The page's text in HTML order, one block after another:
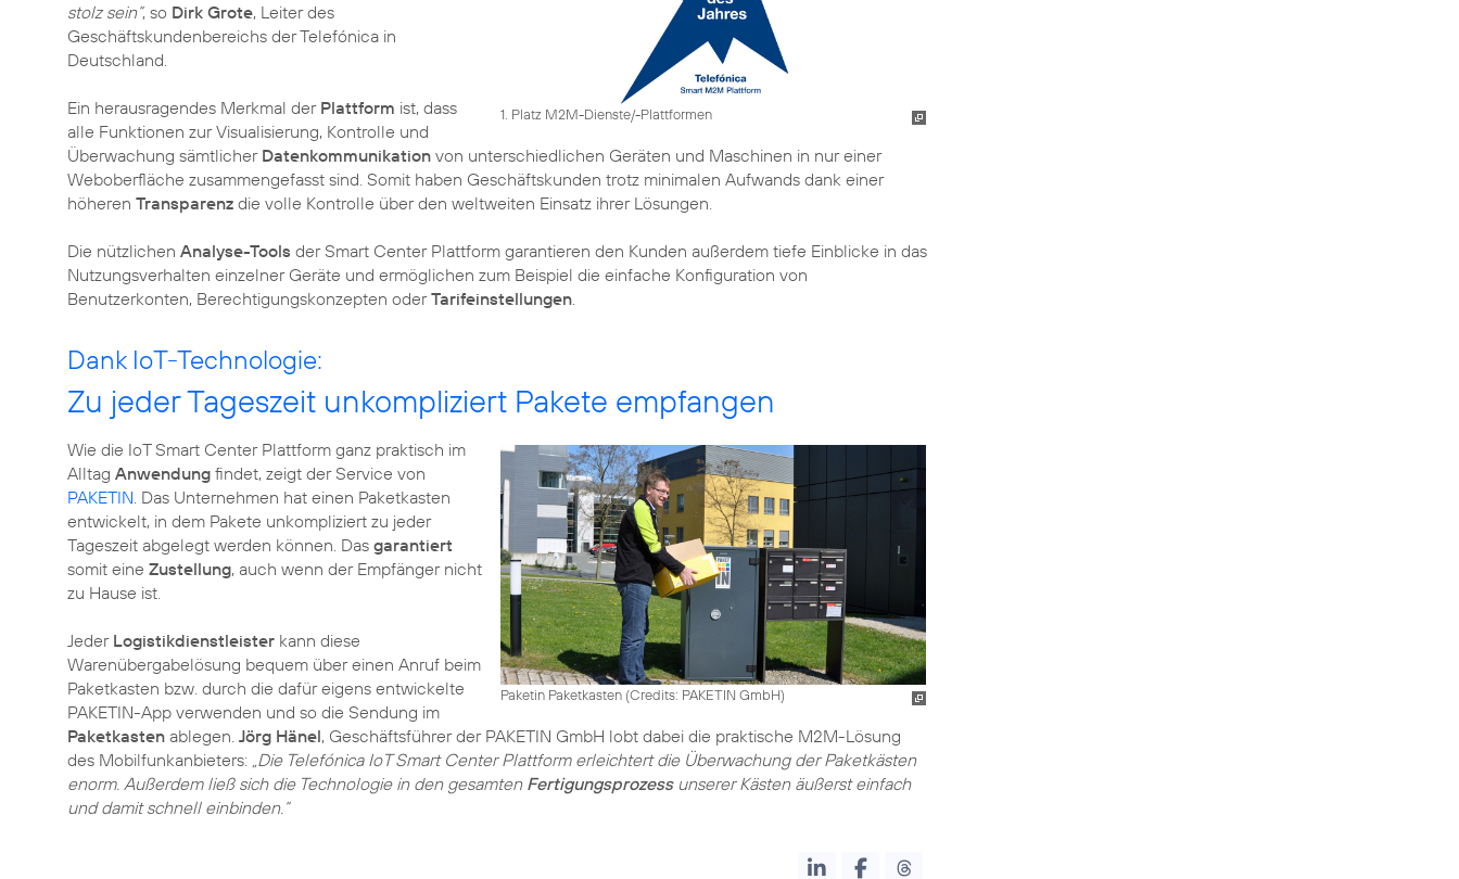
1. Platz M2M-Dienste/-Plattformen
stolz sein“, so Dirk Grote, Leiter des
Geschäftskundenbereichs der Telefónica in
Deutschland.
Ein herausragendes Merkmal der Plattform ist, dass
alle Funktionen zur Visualisierung, Kontrolle und
Überwachung sämtlicher Datenkommunikation von unterschiedlichen Geräten und Maschinen in nur einer
Weboberfläche zusammengefasst sind. Somit haben Geschäftskunden trotz minimalen Aufwands dank einer
höheren Transparenz die volle Kontrolle über den weltweiten Einsatz ihrer Lösungen.
Die nützlichen Analyse-Tools der Smart Center Plattform garantieren den Kunden außerdem tiefe Einblicke in das
Nutzungsverhalten einzelner Geräte und ermöglichen zum Beispiel die einfache Konfiguration von
Benutzerkonten, Berechtigungskonzepten oderTarifeinstellungen.
Dank IoT-Technologie:
Zu jeder Tageszeit unkompliziert Pakete empfangen
Paketin Paketkasten (Credits: PAKETIN GmbH)
Wie die IoT Smart Center Plattform ganz praktisch im
Alltag Anwendung findet, zeigt der Service von
PAKETIN. Das Unternehmen hat einen Paketkasten
entwickelt, in dem Pakete unkompliziert zu jeder
Tageszeit abgelegt werden können. Das garantiert
somit eine Zustellung, auch wenn der Empfänger nicht
zu Hause ist.
Jeder Logistikdienstleister kann diese
Warenübergabelösung bequem über einen Anruf beim
Paketkasten bzw. durch die dafür eigens entwickelte
PAKETIN-App verwenden und so die Sendung im
Paketkasten ablegen. Jörg Hänel, Geschäftsführer der PAKETIN GmbH lobt dabei die praktische M2M-Lösung
des Mobilfunkanbieters: „Die Telefónica IoT Smart Center Plattform erleichtert die Überwachung der Paketkästen
enorm. Außerdem ließ sich die Technologie in den gesamten Fertigungsprozessunserer Kästen äußerst einfach
und damit schnell einbinden.“